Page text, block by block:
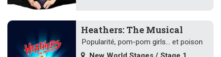
Heathers: The Musical
Popularité, pom-pom girls... et poison